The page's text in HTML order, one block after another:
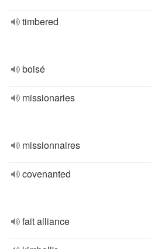
timbered
boisé
missionaries
missionnaires
covenanted
fait alliance